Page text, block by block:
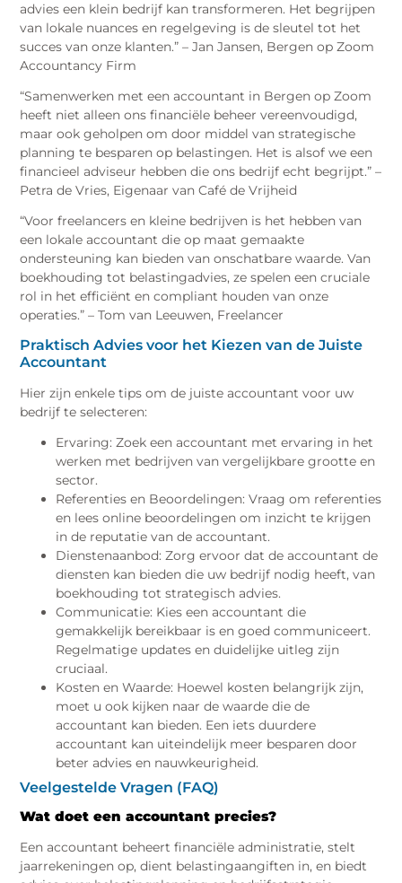
advies een klein bedrijf kan transformeren. Het begrijpen
van lokale nuances en regelgeving is de sleutel tot het
succes van onze klanten.” – Jan Jansen, Bergen op Zoom
Accountancy Firm
“Samenwerken met een accountant in Bergen op Zoom
heeft niet alleen ons financiële beheer vereenvoudigd,
maar ook geholpen om door middel van strategische
planning te besparen op belastingen. Het is alsof we een
financieel adviseur hebben die ons bedrijf echt begrijpt.” –
Petra de Vries, Eigenaar van Café de Vrijheid
“Voor freelancers en kleine bedrijven is het hebben van
een lokale accountant die op maat gemaakte
ondersteuning kan bieden van onschatbare waarde. Van
boekhouding tot belastingadvies, ze spelen een cruciale
rol in het efficiënt en compliant houden van onze
operaties.” – Tom van Leeuwen, Freelancer
Praktisch Advies voor het Kiezen van de Juiste
Accountant
Hier zijn enkele tips om de juiste accountant voor uw
bedrijf te selecteren:
Ervaring: Zoek een accountant met ervaring in het
werken met bedrijven van vergelijkbare grootte en
sector.
Referenties en Beoordelingen: Vraag om referenties
en lees online beoordelingen om inzicht te krijgen
in de reputatie van de accountant.
Dienstenaanbod: Zorg ervoor dat de accountant de
diensten kan bieden die uw bedrijf nodig heeft, van
boekhouding tot strategisch advies.
Communicatie: Kies een accountant die
gemakkelijk bereikbaar is en goed communiceert.
Regelmatige updates en duidelijke uitleg zijn
cruciaal.
Kosten en Waarde: Hoewel kosten belangrijk zijn,
moet u ook kijken naar de waarde die de
accountant kan bieden. Een iets duurdere
accountant kan uiteindelijk meer besparen door
beter advies en nauwkeurigheid.
Veelgestelde Vragen (FAQ)
Wat doet een accountant precies?
Een accountant beheert financiële administratie, stelt
jaarrekeningen op, dient belastingaangiften in, en biedt